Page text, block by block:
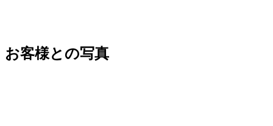
お客様との写真